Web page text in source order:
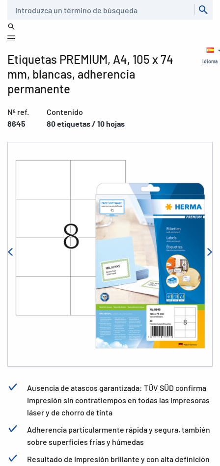
Idioma
Etiquetas PREMIUM, A4, 105 x 74
mm, blancas, adherencia
permanente
Nº ref.
8645
Contenido
80 etiquetas / 10 hojas
Ausencia de atascos garantizada: TÜV SÜD confirma
impresión sin contratiempos en todas las impresoras
láser y de chorro de tinta
Adherencia particularmente rápida y segura, también
sobre superficies frías y húmedas
Resultado de impresión brillante y con alta definición